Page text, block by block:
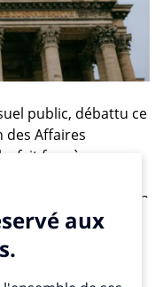
public, débattu ce
des Affaires
fait face à un
de 1.600
grande partie par la
hautement
délais impartis.